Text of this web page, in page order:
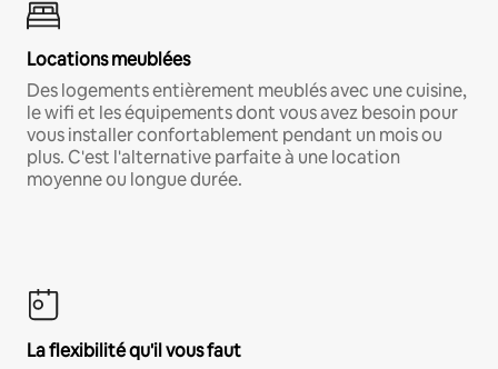
Locations meublées
Des logements entièrement meublés avec une cuisine,
le wifi et les équipements dont vous avez besoin pour
vous installer confortablement pendant un mois ou
plus. C'est l'alternative parfaite à une location
moyenne ou longue durée.
La flexibilité qu'il vous faut